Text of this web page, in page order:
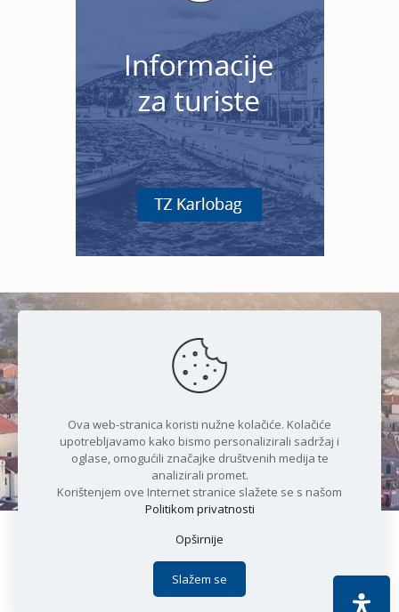
Čudesan spoj kristalnog mora i
prirode
Copyright © 2021 Općina Karlobag | Sva prava pridržana |
Politika privatnosti
Apoc IT
Ova web-stranica koristi nužne kolačiće. Kolačiće
upotrebljavamo kako bismo personalizirali sadržaj i
oglase, omogućili značajke društvenih medija te
analizirali promet.
Korištenjem ove Internet stranice slažete se s našom
Politikom privatnosti
Opširnije
Slažem se